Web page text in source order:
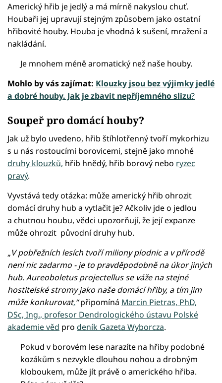
Americký hřib je jedlý a má mírně nakyslou chuť.
Houbaři jej upravují stejným způsobem jako ostatní
hřibovité houby. Houba je vhodná k sušení, mražení a
nakládání.
Je mnohem méně aromatický než naše houby.
Mohlo by vás zajímat: Klouzky jsou bez výjimky jedlé
a dobré houby. Jak je zbavit nepříjemného slizu?
Soupeř pro domácí houby?
Jak už bylo uvedeno, hřib štíhlotřenný tvoří mykorhizu
s u nás rostoucími borovicemi, stejně jako mnohé
druhy klouzků, hřib hnědý, hřib borový nebo ryzec
pravý.
Vyvstává tedy otázka: může americký hřib ohrozit
domácí druhy hub a vytlačit je? Ačkoliv jde o jedlou
a chutnou houbu, vědci upozorňují, že její expanze
může ohrozit původní druhy hub.
„V pobřežních lesích tvoří miliony plodnic a v přírodě
není nic zadarmo - je to pravděpodobně na úkor jiných
hub. Aureoboletus projectellus se váže na stejné
hostitelské stromy jako naše domácí hřiby, a tím jim
může konkurovat,“připomíná Marcin Pietras, PhD,
DSc, Ing., profesor Dendrologického ústavu Polské
akademie věd pro deník Gazeta Wyborcza.
Pokud v borovém lese narazíte na hřiby podobné
kozákům s nezvykle dlouhou nohou a drobným
kloboukem, může jít právě o amerického hřiba.